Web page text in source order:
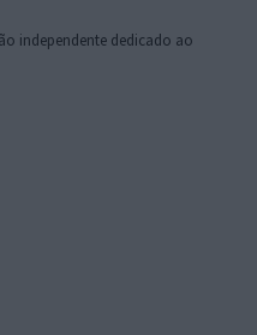
independente dedicado ao